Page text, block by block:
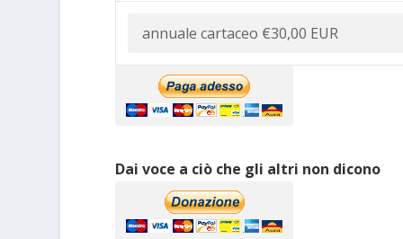
Dai voce a ciò che gli altri non dicono